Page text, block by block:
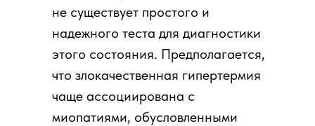
не существует простого и
надежного теста для диагностики
этого состояния. Предполагается,
что злокачественная гипертермия
чаще ассоциирована с
миопатиями, обусловленными